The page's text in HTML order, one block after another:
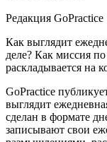
Редакция GoPractice
Как выглядит
деле? Как миссия
раскладывается на
GoPractice
выглядит
сделан в формате
записывают свои